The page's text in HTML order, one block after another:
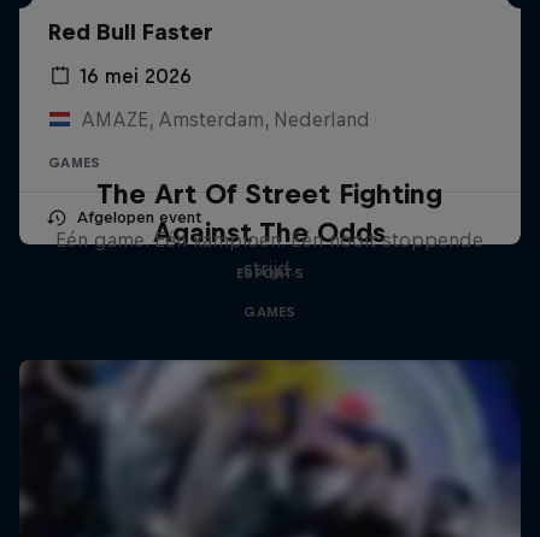
Red Bull Faster
16 mei 2026
AMAZE, Amsterdam, Nederland
GAMES
Afgelopen eventAgainst The Odds
ESPORTS
The Art Of Street Fighting
Eén game. Eén kampioen. Eén nooit stoppende
strijd.
GAMES